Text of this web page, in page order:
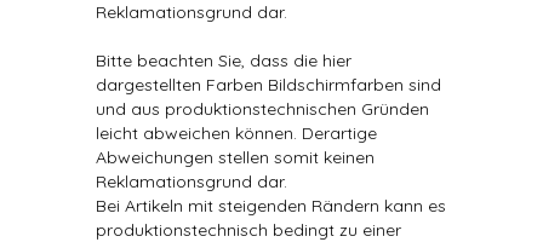
Reklamationsgrund dar.
Bitte beachten Sie, dass die hier
dargestellten Farben Bildschirmfarben sind
und aus produktionstechnischen Gründen
leicht abweichen können. Derartige
Abweichungen stellen somit keinen
Reklamationsgrund dar.
Bei Artikeln mit steigenden Rändern kann es
produktionstechnisch bedingt zu einer